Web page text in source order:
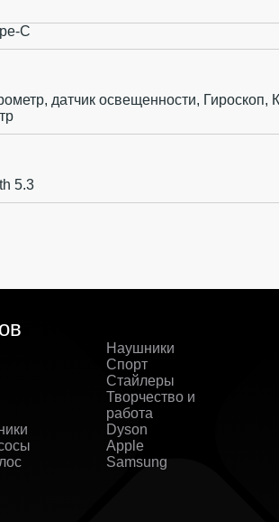
C
датчик освещенности, Гироскоп,
5.3
Наушники
Спорт
Стайлеры
Творчество и
работа
Dyson
Apple
Samsung